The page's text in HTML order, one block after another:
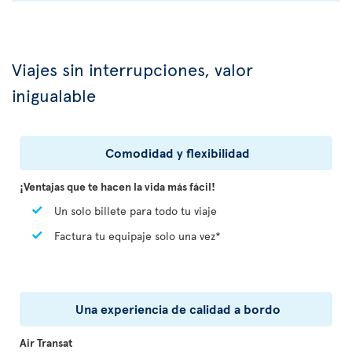
Viajes sin interrupciones, valor
inigualable
Comodidad y flexibilidad
¡Ventajas que te hacen la vida más fácil!
Un solo billete para todo tu viaje
Factura tu equipaje solo una vez*
Una experiencia de calidad a bordo
Air Transat